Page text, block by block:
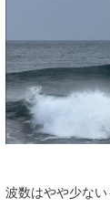
波数はやや少な
たっちー
ハンマー
まっきー